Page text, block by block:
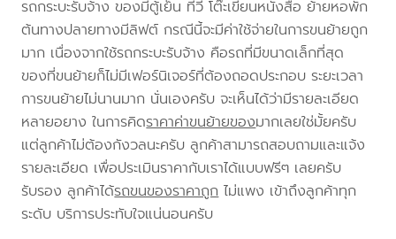
รถกระบะรับจ้าง ของมีตู้เย็น ทีวี โต๊ะเขียนหนังสือ ย้ายหอพัก
ต้นทางปลายทางมีลิฟต์ กรณีนี้จะมีค่าใช้จ่ายในการขนย้ายถูก
มาก เนื่องจากใช้รถกระบะรับจ้าง คือรถที่มีขนาดเล็กที่สุด
ของที่ขนย้ายก็ไม่มีเฟอร์นิเจอร์ที่ต้องถอดประกอบ ระยะเวลา
การขนย้ายไม่นานมาก นั่นเองครับ จะเห็นได้ว่ามีรายละเอียด
หลายอยาง ในการคิดราคาค่าขนย้ายของมากเลยใช่มั้ยครับ
แต่ลูกค้าไม่ต้องกังวลนะครับ ลูกค้าสามารถสอบถามและแจ้ง
รายละเอียด เพื่อประเมินราคากับเราได้แบบฟรีๆ เลยครับ
รับรอง ลูกค้าได้รถขนของราคาถูกไม่แพง เข้าถึงลูกค้าทุก
ระดับ บริการประทับใจแน่นอนครับ